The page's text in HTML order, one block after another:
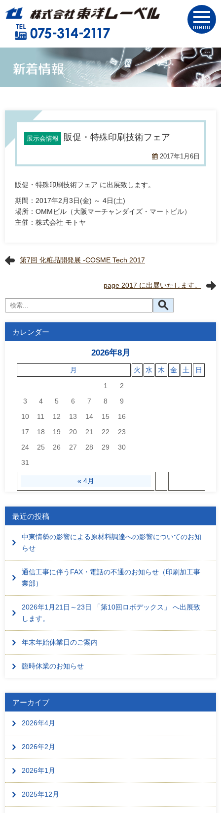
menu
展示会情報 販促・特殊印刷技術フェア
2017年1月6日
販促・特殊印刷技術フェア に出展致します。
期間：2017年2月3日(金) ～ 4日(土)
場所：OMMビル（大阪マーチャンダイズ・マートビル）
主催：株式会社 モトヤ
第7回 化粧品開発展 -COSME Tech 2017
page 2017 に出展いたします。
カレンダー
2026年8月
月 火 水 木 金 土 日
« 4月
1
2
3
4 5 6 7 8
9
10
11 12 13 14 15
16
17
18 19 20 21 22
23
24
25 26 27 28 29
30
31
最近の投稿
中東情勢の影響による原材料調達への影響についてのお知
らせ
通信工事に伴うFAX・電話の不通のお知らせ（印刷加工事
業部）
2026年1月21日～23日 「第10回ロボデックス」 へ出展致
します。
年末年始休業日のご案内
臨時休業のお知らせ
アーカイブ
2026年4月
2026年2月
2026年1月
2025年12月